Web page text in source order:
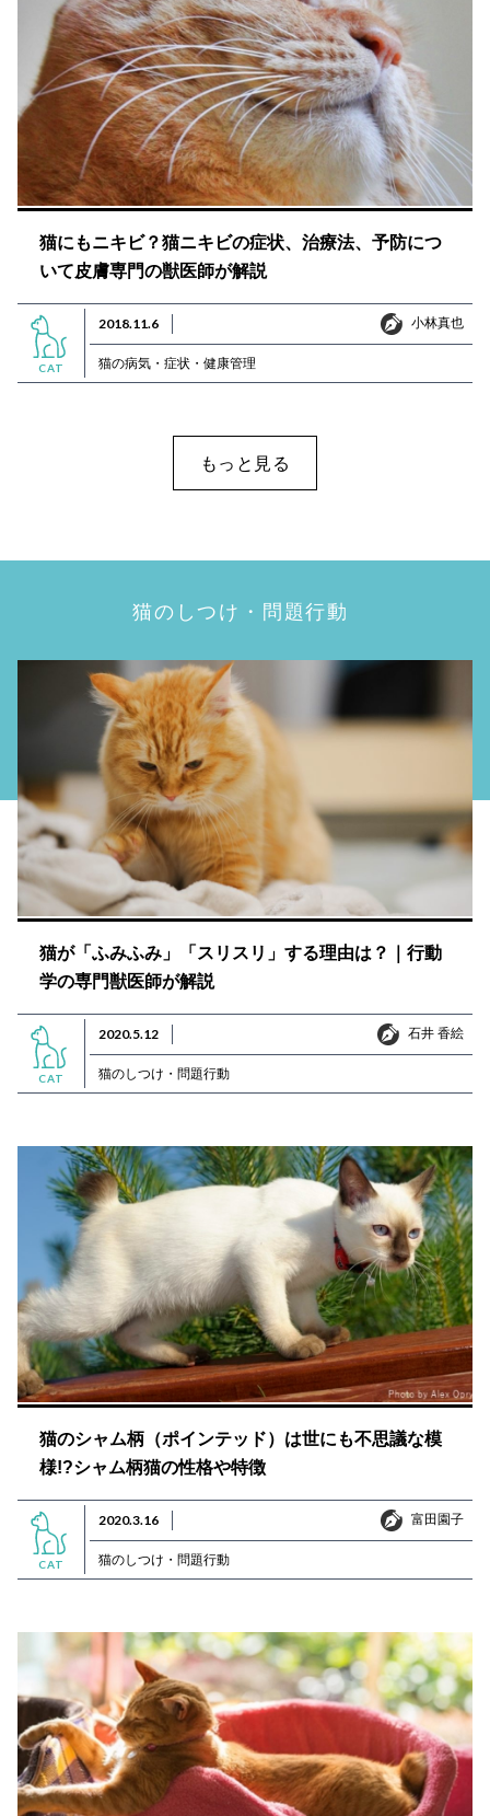
猫にもニキビ？猫ニキビの症状、治療法、予防につ
いて皮膚専門の獣医師が解説
CAT
2018.11.6 小林真也
小林真也
猫の病気・症状・健康管理
もっと見る
猫のしつけ・問題行動
猫が「ふみふみ」「スリスリ」する理由は？｜行動
学の専門獣医師が解説
CAT
2020.5.12 石井 香絵
石井 香絵
猫のしつけ・問題行動
猫のシャム柄（ポインテッド）は世にも不思議な模
様!?シャム柄猫の性格や特徴
CAT
2020.3.16 富田園子
富田園子
猫のしつけ・問題行動